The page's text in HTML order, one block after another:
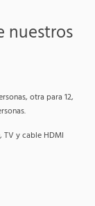
nuestros
otra para 12,
y cable HDMI